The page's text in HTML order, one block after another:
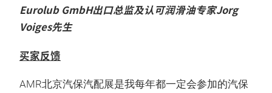
Eurolub GmbH出口总监及认可润滑油专家Jorg
Voiges先生
买家反馈
AMR北京汽保汽配展是我每年都一定会参加的汽保